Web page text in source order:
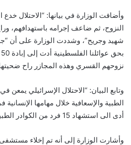
وأضافت الوزارة في بيانها: “الاحتلال
شهيد وجريح”، وشددت الوزارة على أن
نزوحهم القسري وهذه المجازر راح ضحيتها 500 شهيد من
وتابع البيان: “الاحتلال الإسرائيلي يمعن
الطبية والإسعافية خلال مهامها
أدى الى استشهاد 15 فرد من الكوادر الطبية وإصابة 27 آخرين”.
وأشارت الوزارة إلى أنه تم إخلاء